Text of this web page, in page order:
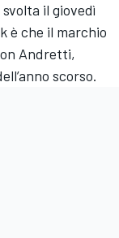
il giovedì
è che il marchio
Andretti,
scorso.